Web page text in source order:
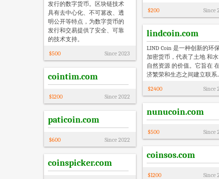
发行的数字货币。区块链技术
具有去中心化、不可篡改、透
明公开等特点，为数字货币的
发行和交易提供了安全、可靠
的技术支持。
$500 Since 2023
$200 Since
lindcoin.com
LIND Coin 是一种创新的环
加密货币，代表了土地 和
自然资源 的价值。它旨在
济繁荣和生态之间建立联系
$2400 Since
cointim.com
$1200 Since 2022
nunucoin.com
$500 Since
paticoin.com
$600 Since 2022
coinsos.com
$1200 Since
coinspicker.com